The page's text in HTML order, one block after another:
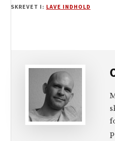
SKREVET I: LAVE INDHOLD